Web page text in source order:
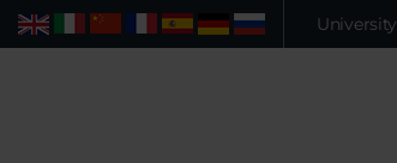
Vai
al Web People Advanced search
University